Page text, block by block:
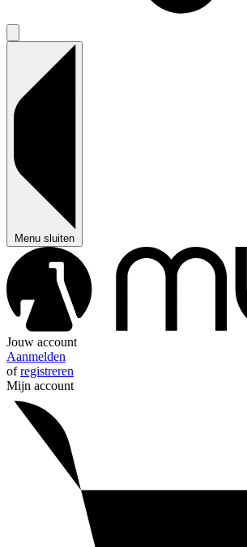
Menu sluiten
Jouw account
Aanmelden
ofregistreren
Mijn account